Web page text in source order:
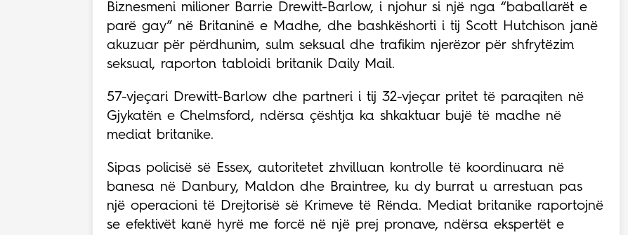
Biznesmeni milioner Barrie Drewitt-Barlow, i njohur si një nga “baballarët e
parë gay” në Britaninë e Madhe, dhe bashkëshorti i tij Scott Hutchison janë
akuzuar për përdhunim, sulm seksual dhe trafikim njerëzor për shfrytëzim
seksual, raporton tabloidi britanik Daily Mail.
57-vjeçari Drewitt-Barlow dhe partneri i tij 32-vjeçar pritet të paraqiten në
Gjykatën e Chelmsford, ndërsa çështja ka shkaktuar bujë të madhe në
mediat britanike.
Sipas policisë së Essex, autoritetet zhvilluan kontrolle të koordinuara në
banesa në Danbury, Maldon dhe Braintree, ku dy burrat u arrestuan pas
një operacioni të Drejtorisë së Krimeve të Rënda. Mediat britanike raportojnë
se efektivët kanë hyrë me forcë në një prej pronave, ndërsa ekspertët e